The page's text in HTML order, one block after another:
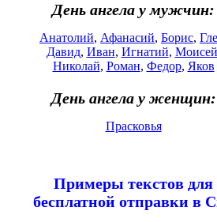
День ангела у мужчин:
Анатолий, Афанасий, Борис,
Давид, Иван, Игнатий, Моисей
Николай, Роман, Федор, Яков
День ангела у женщин:
Прасковья
Примеры текстов для
бесплатной отправки в